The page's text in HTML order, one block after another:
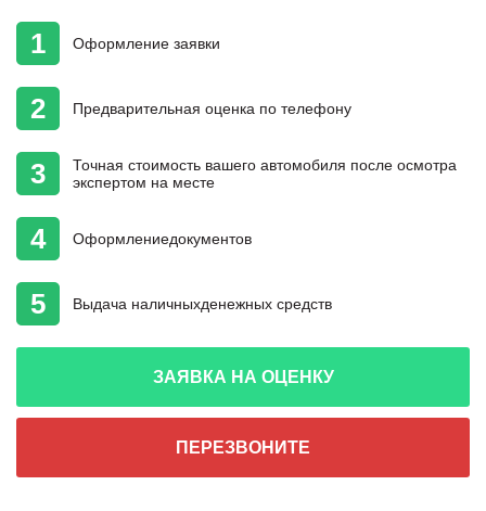
1 Оформление заявки
2 Предварительная оценка по телефону
3 Точная стоимость вашего автомобиля после осмотра
экспертом на месте
4 Оформлениедокументов
5 Выдача наличныхденежных средств
ЗАЯВКА НА ОЦЕНКУ
ПЕРЕЗВОНИТЕ